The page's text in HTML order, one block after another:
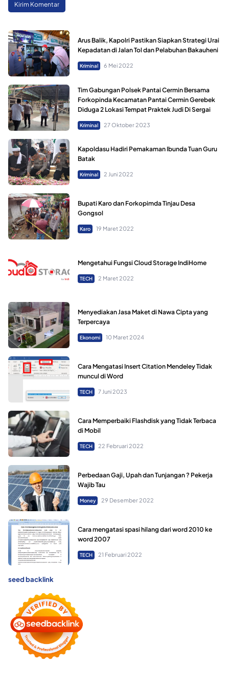
Arus Balik, Kapolri Pastikan Siapkan Strategi Urai
Kepadatan di Jalan Tol dan Pelabuhan Bakauheni
Kriminal 6 Mei 2022
Tim Gabungan Polsek Pantai Cermin Bersama
Forkopinda Kecamatan Pantai Cermin Gerebek
Diduga 2 Lokasi Tempat Praktek Judi Di Sergai
Kriminal 27 Oktober 2023
Kapoldasu Hadiri Pemakaman Ibunda Tuan Guru
Batak
Kriminal 2 Juni 2022
Bupati Karo dan Forkopimda Tinjau Desa
Gongsol
Karo 19 Maret 2022
Mengetahui Fungsi Cloud Storage IndiHome
TECH 2 Maret 2022
Menyediakan Jasa Maket di Nawa Cipta yang
Terpercaya
Ekonomi 10 Maret 2024
Cara Mengatasi Insert Citation Mendeley Tidak
muncul di Word
TECH 7 Juni 2023
Cara Memperbaiki Flashdisk yang Tidak Terbaca
di Mobil
TECH 22 Februari 2022
Perbedaan Gaji, Upah dan Tunjangan ? Pekerja
Wajib Tau
Money 29 Desember 2022
Cara mengatasi spasi hilang dari word 2010 ke
word 2007
TECH 21 Februari 2022
seed backlink